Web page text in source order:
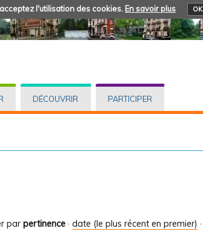
l'utilisation des cookies. En savoir plus OK
DÉCOUVRIR PARTICIPER
par pertinence · date (le plus récent en premier) ·